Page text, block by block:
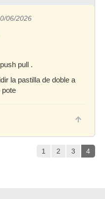
06/2026
pull .
la pastilla de doble a
pote
1 2 3 4